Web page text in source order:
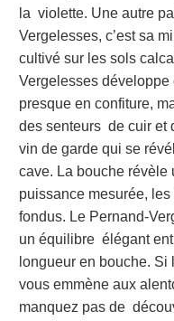
la violette. Une autre
Vergelesses, c’est sa
cultivé sur les sols
Vergelesses développe
presque en confiture,
des senteurs de cuir et
vin de garde qui se
cave. La bouche révèle
puissance mesurée,
fondus. Le Pernand-
un équilibre élégant
longueur en bouche. Si
vous emmène aux
manquez pas de